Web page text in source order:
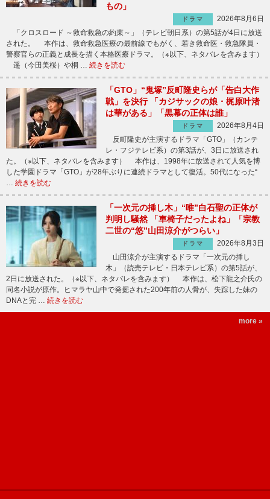
もの」
ドラマ
2026年8月6日
「クロスロード ～救命救急の約束～」（テレビ朝日系）の第5話が4日に放送
された。 本作は、救命救急医療の最前線でもがく、若き救命医・救急隊員・
警察官らの正義と成長を描く本格医療ドラマ。（※以下、ネタバレを含みます）
遥（今田美桜）や桐 … 続きを読む
「GTO」“鬼塚”反町隆史らが「告白大作
戦」を決行 「カジサックの娘・梶原叶渚
は華がある」「黒幕の正体は誰」
ドラマ
2026年8月4日
反町隆史が主演するドラマ「GTO」（カンテ
レ・フジテレビ系）の第3話が、3日に放送され
た。（※以下、ネタバレを含みます） 本作は、1998年に放送されて人気を博
した学園ドラマ「GTO」が28年ぶりに連続ドラマとして復活。50代になった“
続きを読む
「一次元の挿し木」“唯”白石聖の正体が
判明し騒然 「車椅子だったよね」「宗教
二世の“悠”山田涼介がつらい」
ドラマ
2026年8月3日
山田涼介が主演するドラマ「一次元の挿し
木」（読売テレビ・日本テレビ系）の第5話が、
2日に放送された。（※以下、ネタバレを含みます） 本作は、松下龍之介氏の
同名小説が原作。ヒマラヤ山中で発掘された200年前の人骨が、失踪した妹の
DNAと完 … 続きを読む
more »